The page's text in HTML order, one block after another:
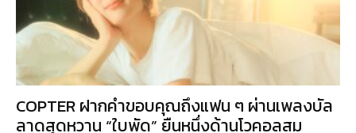
COPTER ฝากคำขอบคุณถึงแฟน ๆ ผ่านเพลงบัล
ลาดสุดหวาน “ใบพัด” ยืนหนึ่งด้านโวคอลสม